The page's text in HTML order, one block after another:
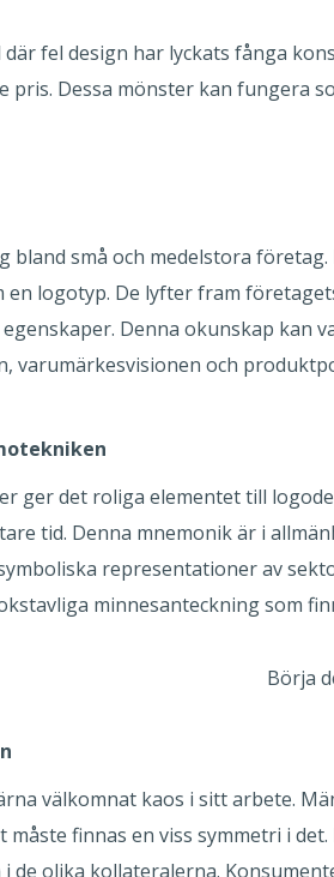
där fel design har lyckats fånga
pris. Dessa mönster kan fungera
bland små och medelstora
en logotyp. De lyfter fram
Denna okunskap kan
varumärkesvisionen och
ger det roliga elementet till
tid. Denna mnemonik är i
representationer av
minnesanteckning som
Börja
välkomnat kaos i sitt arbete.
måste finnas en viss symmetri i
de olika kollateralerna.